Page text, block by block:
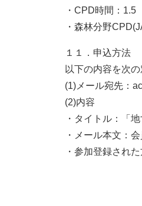
・CPD時間：1.5
・森林分野
１１．申込方法
以下の内容を次
(1)メール宛先：
(2)内容
・タイトル：「
・メール本文：
・参加登録され